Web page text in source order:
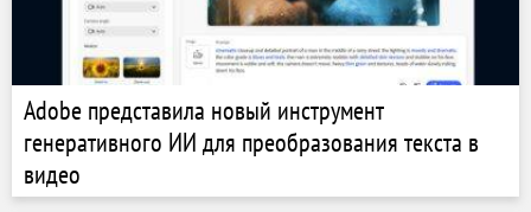
Adobe представила новый инструмент
генеративного ИИ для преобразования текста в
видео